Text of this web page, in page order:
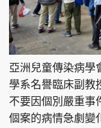
亞洲兒童傳染病學
學系名譽臨床副教
不要因個別嚴重事
個案的病情急劇變